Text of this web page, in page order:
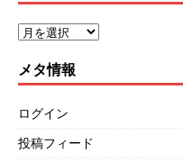
メタ情報
ログイン
投稿フィード